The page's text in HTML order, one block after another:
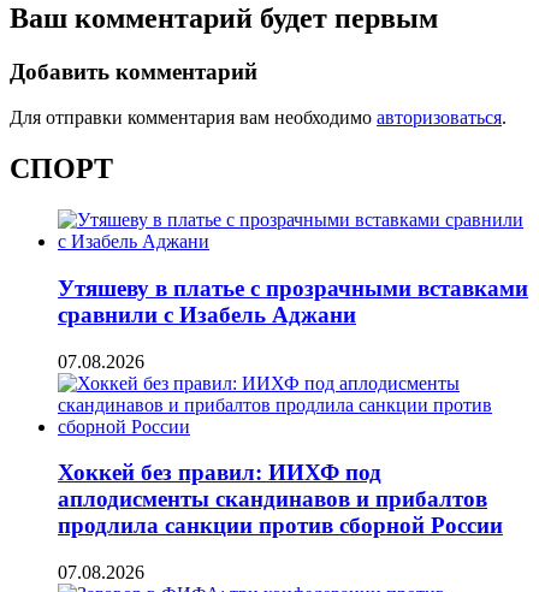
Ваш комментарий будет первым
Добавить комментарий
Для отправки комментария вам необходимо авторизоваться.
СПОРТ
Утяшеву в платье с прозрачными вставками
сравнили с Изабель Аджани
07.08.2026
Хоккей без правил: ИИХФ под
аплодисменты скандинавов и прибалтов
продлила санкции против сборной России
07.08.2026